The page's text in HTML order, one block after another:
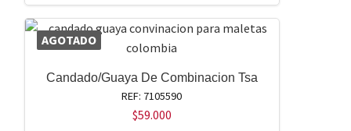
AGOTADO
Candado/Guaya De Combinacion Tsa
REF: 7105590
$59.000